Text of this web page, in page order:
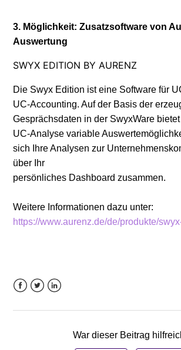
3. Möglichkeit: Zusatzsoftware von
Auswertung
SWYX EDITION BY AURENZ
Die Swyx Edition ist eine Software für
UC-Accounting. Auf der Basis der
Gesprächsdaten in der SwyxWare
UC-Analyse variable
sich Ihre Analysen zur
über Ihr
persönliches Dashboard zusammen.
Weitere Informationen dazu unter:
https://www.aurenz.de/de/produkte/
War dieser Beitrag